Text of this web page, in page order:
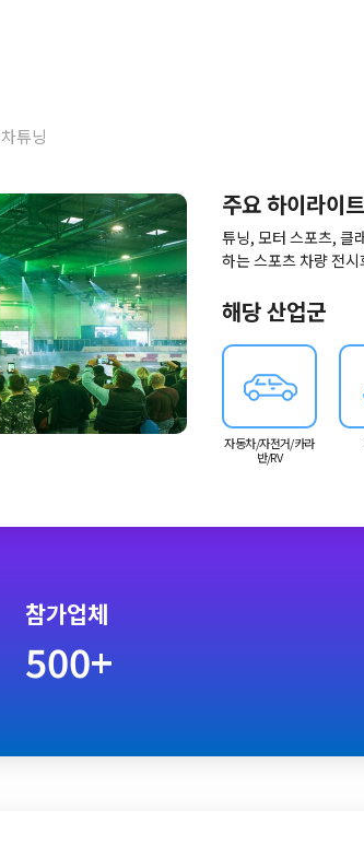
튜닝
주요 하이라이트
튜닝, 모터 스포츠, 클
하는 스포츠 차량 전
닝, 클래식 자동차 및
바이 산업의 트렌드,
해당 산업군
자동차/자전거/카라
반/RV
참가업체
500+